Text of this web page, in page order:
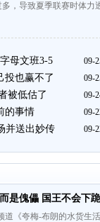
，导致夏季联赛时体
母文班3-5 09-
投也赢不了 09-
被低估了 09-
的事情 09-
并送出妙传 09-
是傀儡 国王不会下跪
道《夸梅-布朗的水货生